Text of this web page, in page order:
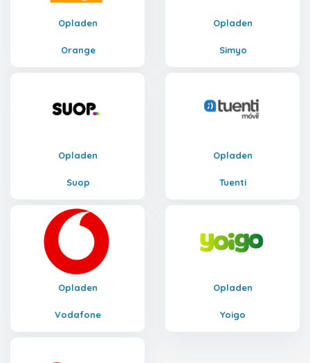
Opladen
Orange
Opladen
Simyo
Opladen
Suop
Opladen
Tuenti
Opladen
Vodafone
Opladen
Yoigo